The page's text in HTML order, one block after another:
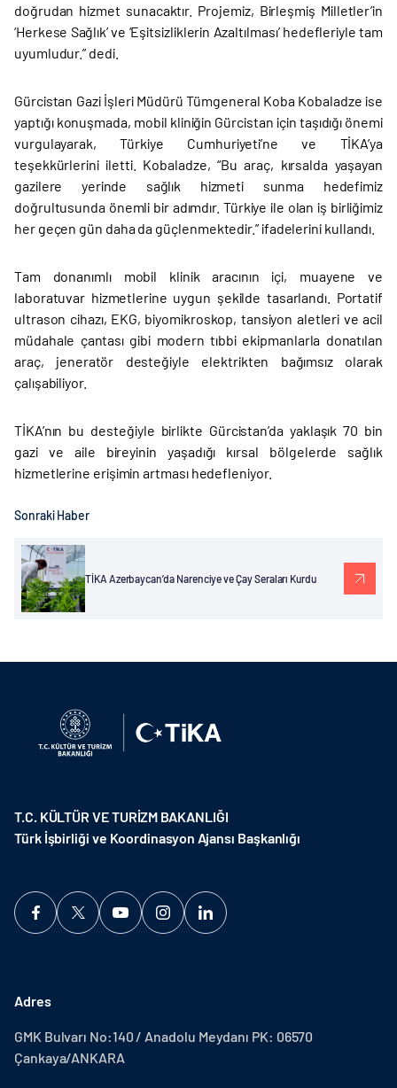
doğrudan hizmet sunacaktır. Projemiz, Birleşmiş Milletler’in
‘Herkese Sağlık’ ve ‘Eşitsizliklerin Azaltılması’ hedefleriyle tam
uyumludur.” dedi.
Gürcistan Gazi İşleri Müdürü Tümgeneral Koba Kobaladze ise
yaptığı konuşmada, mobil kliniğin Gürcistan için taşıdığı önemi
vurgulayarak, Türkiye Cumhuriyeti’ne ve TİKA’ya
teşekkürlerini iletti. Kobaladze, “Bu araç, kırsalda yaşayan
gazilere yerinde sağlık hizmeti sunma hedefimiz
doğrultusunda önemli bir adımdır. Türkiye ile olan iş birliğimiz
her geçen gün daha da güçlenmektedir.” ifadelerini kullandı.
Tam donanımlı mobil klinik aracının içi, muayene ve
laboratuvar hizmetlerine uygun şekilde tasarlandı. Portatif
ultrason cihazı, EKG, biyomikroskop, tansiyon aletleri ve acil
müdahale çantası gibi modern tıbbi ekipmanlarla donatılan
araç, jeneratör desteğiyle elektrikten bağımsız olarak
çalışabiliyor.
TİKA’nın bu desteğiyle birlikte Gürcistan’da yaklaşık 70 bin
gazi ve aile bireyinin yaşadığı kırsal bölgelerde sağlık
hizmetlerine erişimin artması hedefleniyor.
Sonraki Haber
TİKA Azerbaycan’da Narenciye ve Çay Seraları Kurdu
T.C. KÜLTÜR VE TURİZM BAKANLIĞI
Türk İşbirliği ve Koordinasyon Ajansı Başkanlığı
Adres
GMK Bulvarı No:140 / Anadolu Meydanı PK: 06570
Çankaya/ANKARA